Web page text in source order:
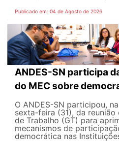
Publicado em: 04 de Agosto de 2026
ANDES-SN participa
do MEC sobre
O ANDES-SN participou,
sexta-feira (31), da
de Trabalho (GT) para
mecanismos de
democrática nas